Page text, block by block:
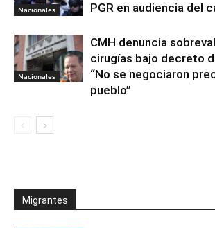
Nacionales
PGR en audiencia del
Nacionales
CMH denuncia
cirugías bajo decreto
“No se negociaron
pueblo”
Migrantes